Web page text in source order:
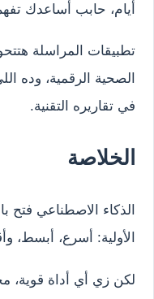
أيام، حابب أساعدك
تطبيقات المراسلة
الصحية الرقمية، وده
في تقاريره التقنية.
الخلاصة
الذكاء الاصطناعي فتح
الأولية: أسرع، أبسط،
لكن زي أي أداة قوية،